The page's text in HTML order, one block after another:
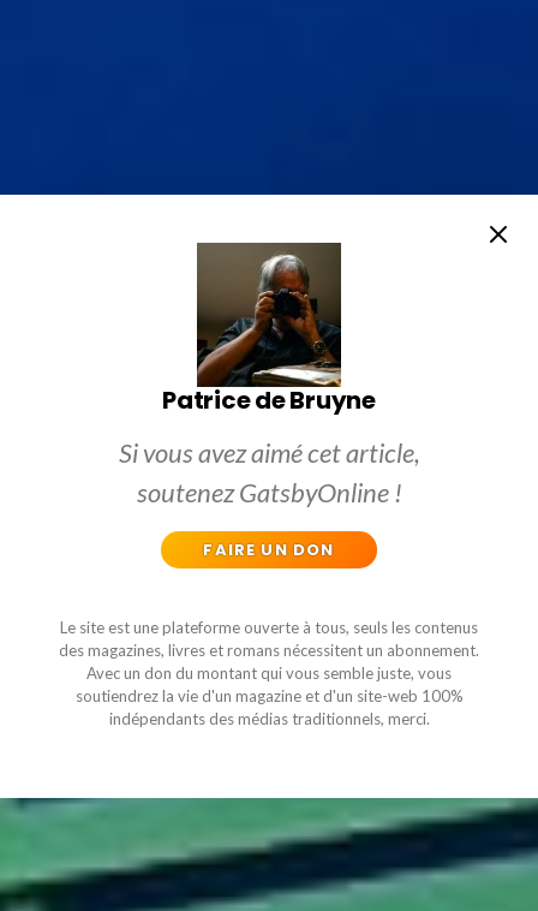
Patrice de Bruyne
Si vous avez aimé cet article,
soutenez GatsbyOnline !
FAIRE UN DON
Le site est une plateforme ouverte à tous, seuls les contenus
des magazines, livres et romans nécessitent un abonnement.
Avec un don du montant qui vous semble juste, vous
soutiendrez la vie d'un magazine et d'un site-web 100%
indépendants des médias traditionnels, merci.